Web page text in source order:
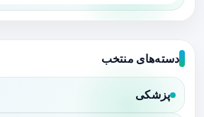
دسته‌های منتخب
پزشکی